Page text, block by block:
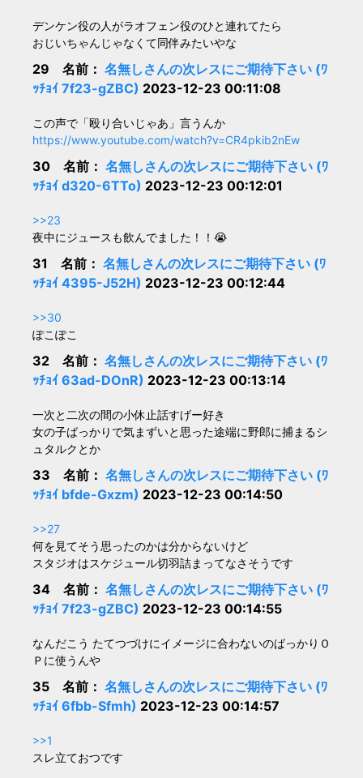
デンケン役の人がラオフェン役のひと連れてたら
おじいちゃんじゃなくて同伴みたいやな
29 名前： 名無しさんの次レスにご期待下さい (ﾜ
ｯﾁｮｲ 7f23-gZBC) 2023-12-23 00:11:08
この声で「殴り合いじゃあ」言うんか
https://www.youtube.com/watch?v=CR4pkib2nEw
30 名前： 名無しさんの次レスにご期待下さい (ﾜ
ｯﾁｮｲ d320-6TTo) 2023-12-23 00:12:01
>>23
夜中にジュースも飲んでました！！😭
31 名前： 名無しさんの次レスにご期待下さい (ﾜ
ｯﾁｮｲ 4395-J52H) 2023-12-23 00:12:44
>>30
ぽこぽこ
32 名前： 名無しさんの次レスにご期待下さい (ﾜ
ｯﾁｮｲ 63ad-DOnR) 2023-12-23 00:13:14
一次と二次の間の小休止話すげー好き
女の子ばっかりで気まずいと思った途端に野郎に捕まるシ
ュタルクとか
33 名前： 名無しさんの次レスにご期待下さい (ﾜ
ｯﾁｮｲ bfde-Gxzm) 2023-12-23 00:14:50
>>27
何を見てそう思ったのかは分からないけど
スタジオはスケジュール切羽詰まってなさそうです
34 名前： 名無しさんの次レスにご期待下さい (ﾜ
ｯﾁｮｲ 7f23-gZBC) 2023-12-23 00:14:55
なんだこう たてつづけにイメージに合わないのばっかりＯ
Ｐに使うんや
35 名前： 名無しさんの次レスにご期待下さい (ﾜ
ｯﾁｮｲ 6fbb-Sfmh) 2023-12-23 00:14:57
>>1
スレ立ておつです